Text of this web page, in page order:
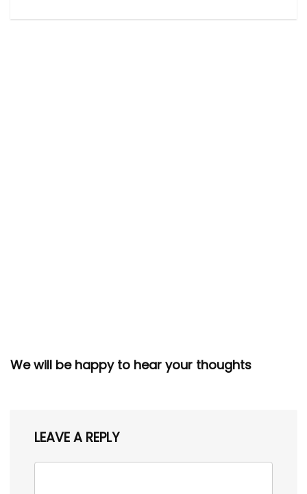
We will be happy to hear your thoughts
LEAVE A REPLY